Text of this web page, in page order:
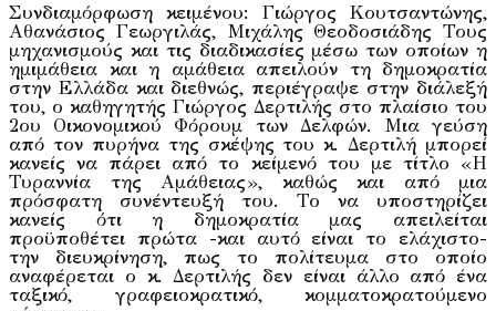
Συνδιαμόρφωση κειμένου: Γιώργος Κουτσαντώνης,
Αθανάσιος Γεωργιλάς, Μιχάλης Θεοδοσιάδης Τους
μηχανισμούς και τις διαδικασίες μέσω των οποίων η
ημιμάθεια και η αμάθεια απειλούν τη δημοκρατία
στην Ελλάδα και διεθνώς, περιέγραψε στην διάλεξή
του, ο καθηγητής Γιώργος Δερτιλής στο πλαίσιο του
2ου Οικονομικού Φόρουμ των Δελφών. Μια γεύση
από τον πυρήνα της σκέψης του κ. Δερτιλή μπορεί
κανείς να πάρει από το κείμενό του με τίτλο «Η
Τυραννία της Αμάθειας», καθώς και από μια
πρόσφατη συνέντευξή του. Το να υποστηρίζει
κανείς ότι η δημοκρατία μας απειλείται
προϋποθέτει πρώτα -και αυτό είναι το ελάχιστο-
την διευκρίνηση, πως το πολίτευμα στο οποίο
αναφέρεται ο κ. Δερτιλής δεν είναι άλλο από ένα
ταξικό, γραφειοκρατικό, κομματοκρατούμενο